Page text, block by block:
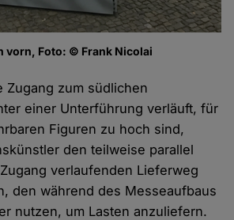
vorn, Foto: © Frank Nicolai
Zugang zum südlichen
einer Unterführung verläuft, für
Figuren zu hoch sind,
den teilweise parallel
verlaufenden Lieferweg
den während des Messeaufbaus
nutzen, um Lasten anzuliefern.